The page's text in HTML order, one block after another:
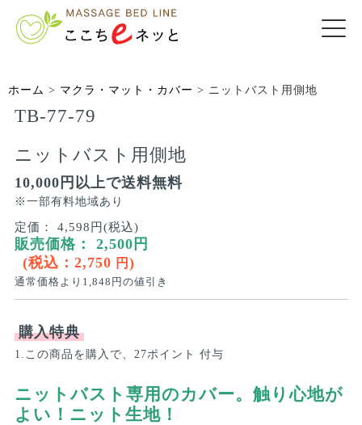
ホーム > マクラ・マット・カバー > ニットバスト用側地
TB-77-79
ニットバスト用側地
10,000円以上で送料無料
※一部有料地域あり
定価：
4,598円(税込)
販売価格： 2,500 円
(税込： 2,750 円 )
通常価格より 1,848 円の値引き
購入特典
1.この商品を購入で、27ポイント 付与
ニットバスト専用のカバー。触り心地が
よい！ニット生地！